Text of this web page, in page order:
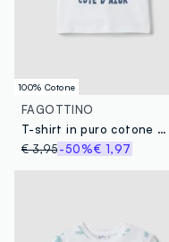
100% Cotone
FAGOTTINO
T-shirt in puro cotone bianca da bimbo regular fit con stampa
€ 3,95-50%€ 1,97